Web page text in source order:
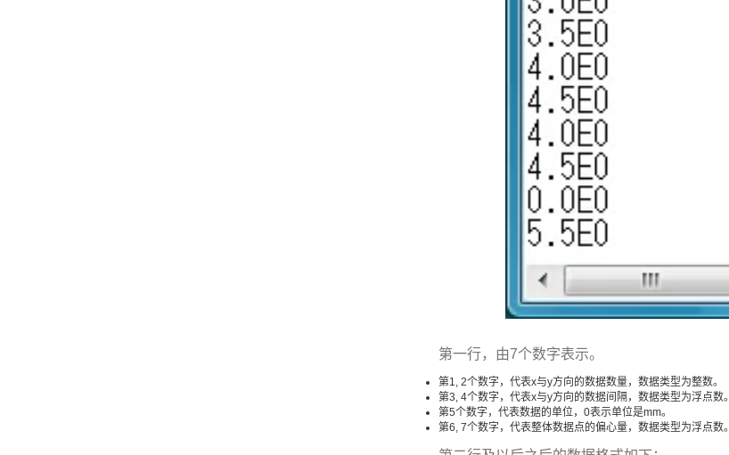
第一行，由7个数字表示。
第1, 2个数字，代表x与y方向的数据数量，数据类型为整数。
第3, 4个数字，代表x与y方向的数据间隔，数据类型为浮点数。
第5个数字，代表数据的单位，0表示单位是mm。
第6, 7个数字，代表整体数据点的偏心量，数据类型为浮点数。